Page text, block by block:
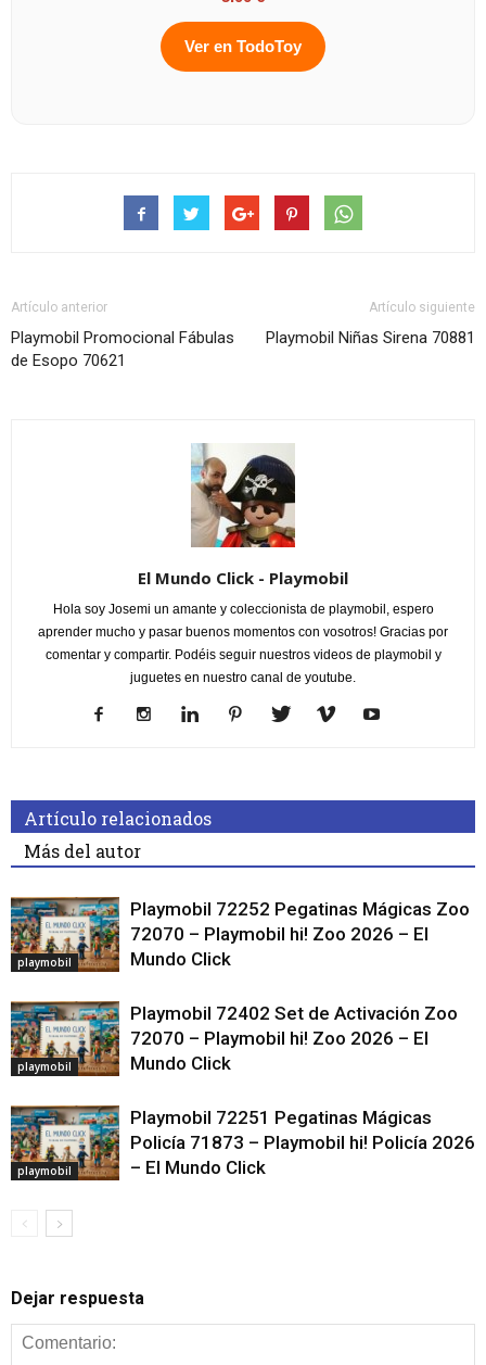
Ver en TodoToy
Artículo anterior
Playmobil Promocional Fábulas
de Esopo 70621
Artículo siguiente
Playmobil Niñas Sirena 70881
El Mundo Click - Playmobil
Hola soy Josemi un amante y coleccionista de playmobil, espero
aprender mucho y pasar buenos momentos con vosotros! Gracias por
comentar y compartir. Podéis seguir nuestros videos de playmobil y
juguetes en nuestro canal de youtube.
Artículo relacionados
Más del autor
playmobil
Playmobil 72252 Pegatinas Mágicas Zoo
72070 – Playmobil hi! Zoo 2026 – El
Mundo Click
playmobil
Playmobil 72402 Set de Activación Zoo
72070 – Playmobil hi! Zoo 2026 – El
Mundo Click
playmobil
Playmobil 72251 Pegatinas Mágicas
Policía 71873 – Playmobil hi! Policía 2026
– El Mundo Click
Dejar respuesta